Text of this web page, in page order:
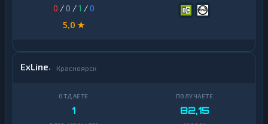
0 / 0 /1 /0
5,0 ★
ExLine Красноярск
1 82,15